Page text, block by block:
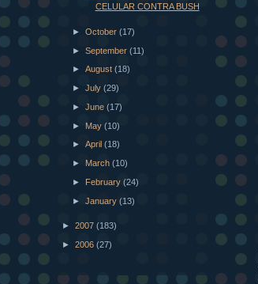
CELULAR CONTRA BUSH
►October(17)
►September(11)
►August(18)
►July(29)
►June(17)
► May(10)
►April(18)
► March(10)
► February(24)
►January(13)
► 2007 (183)
► 2006 (27)